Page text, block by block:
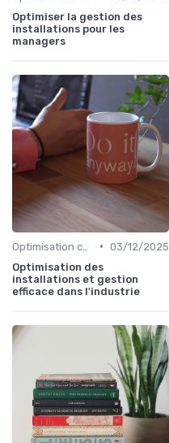
Optimiser la gestion des
installations pour les
managers
• 03/12/2025
Optimisation des
installations et gestion
efficace dans l'industrie